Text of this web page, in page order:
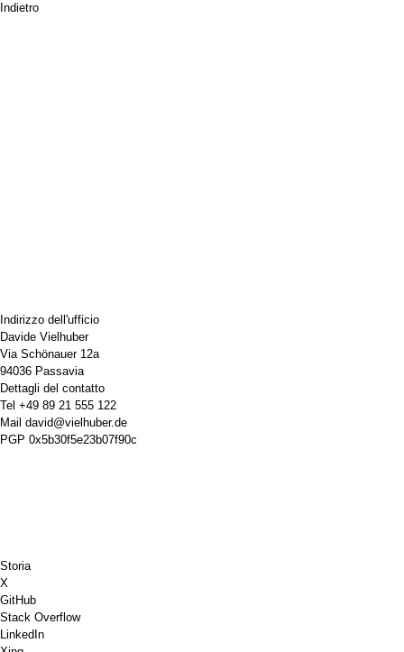
Indietro
Indirizzo dell'ufficio
Davide Vielhuber
Via Schönauer 12a
94036 Passavia
Dettagli del contatto
Tel +49 89 21 555 122
Mail david@vielhuber.de
PGP 0x5b30f5e23b07f90c
Storia
X
GitHub
Stack Overflow
LinkedIn